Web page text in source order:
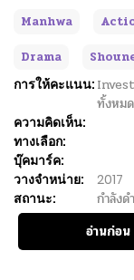
Manhwa
Drama
การให้คะแนน:
ทั้งหมด
ความคิดเห็น:
ทางเลือก:
บุ๊คมาร์ค:
วางจำหน่าย:
2017
สถานะ:
กำลังด
อ่านก่อน